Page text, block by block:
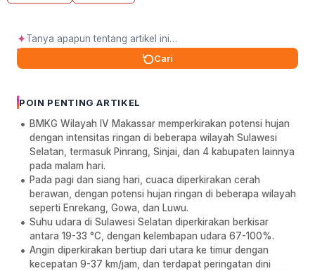
✦
Cari
POIN PENTING ARTIKEL
BMKG Wilayah IV Makassar memperkirakan potensi hujan
dengan intensitas ringan di beberapa wilayah Sulawesi
Selatan, termasuk Pinrang, Sinjai, dan 4 kabupaten lainnya
pada malam hari.
Pada pagi dan siang hari, cuaca diperkirakan cerah
berawan, dengan potensi hujan ringan di beberapa wilayah
seperti Enrekang, Gowa, dan Luwu.
Suhu udara di Sulawesi Selatan diperkirakan berkisar
antara 19-33 °C, dengan kelembapan udara 67-100%.
Angin diperkirakan bertiup dari utara ke timur dengan
kecepatan 9-37 km/jam, dan terdapat peringatan dini